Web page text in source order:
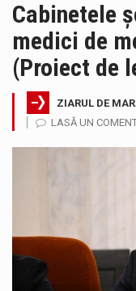
Cabinetele
medici de
(Proiect de
ZIARUL DE
LASĂ UN